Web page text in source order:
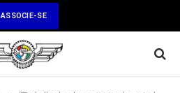
ASSOCIE-SE